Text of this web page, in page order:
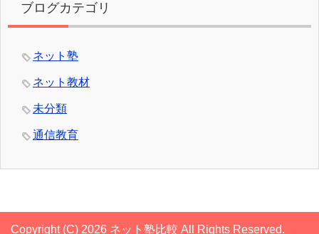
ブログカテゴリ
ネット塾
ネット教材
未分類
通信教育
Copyright (C) 2026 ネット塾比較 All Rights Reserved.